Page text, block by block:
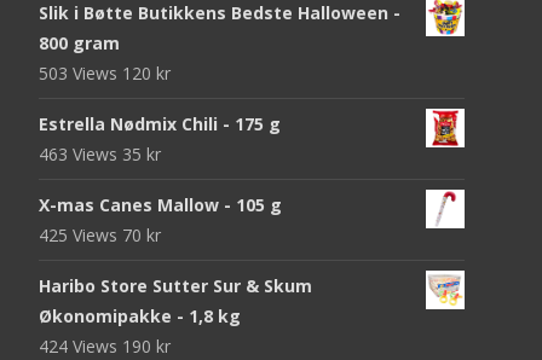
Slik i Bøtte Butikkens Bedste Halloween -
800 gram
503 Views 120 kr
Estrella Nødmix Chili - 175 g
463 Views 35 kr
X-mas Canes Mallow - 105 g
425 Views 70 kr
Haribo Store Sutter Sur & Skum
Økonomipakke - 1,8 kg
424 Views 190 kr